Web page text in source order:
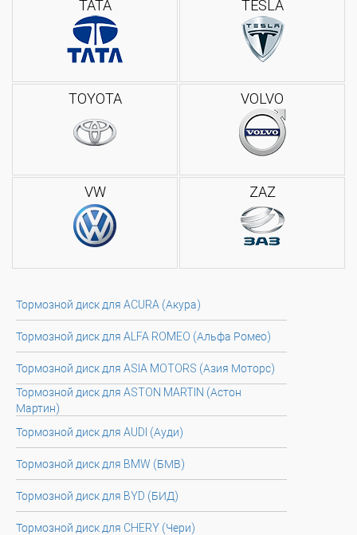
TATA TESLA
TOYOTA VOLVO
VW ZAZ
Тормозной диск для ACURA (Акура)
Тормозной диск для ALFA ROMEO (Альфа Ромео)
Тормозной диск для ASIA MOTORS (Азия Моторс)
Тормозной диск для ASTON MARTIN (Астон
Мартин)
Тормозной диск для AUDI (Ауди)
Тормозной диск для BMW (БМВ)
Тормозной диск для BYD (БИД)
Тормозной диск для CHERY (Чери)